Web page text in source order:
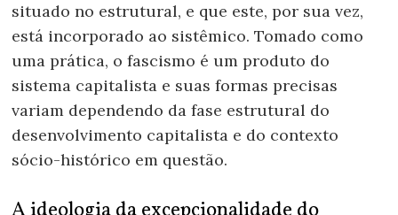
situado no estrutural, e que este, por sua vez,
está incorporado ao sistêmico. Tomado como
uma prática, o fascismo é um produto do
sistema capitalista e suas formas precisas
variam dependendo da fase estrutural do
desenvolvimento capitalista e do contexto
sócio-histórico em questão.